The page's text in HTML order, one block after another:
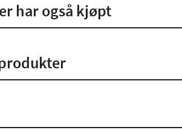
har også kjøpt